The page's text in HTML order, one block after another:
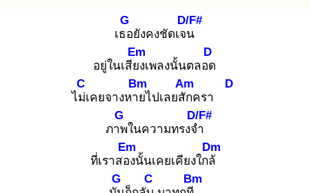
เธอ
G
ยังคงชัดเจน
D/F#
อยู่ในเสียง
Em
เพลงนั้นตลอด
D
ไม่เ
C
คยจางหาย
Bm
ไปเลยสัก
Am
ครา
D
ภาพ
G
ในความทรงจำ
D/F#
ที่เราสอง
Em
นั้นเคยเคียงใกล้
Dm
G
C
Bm